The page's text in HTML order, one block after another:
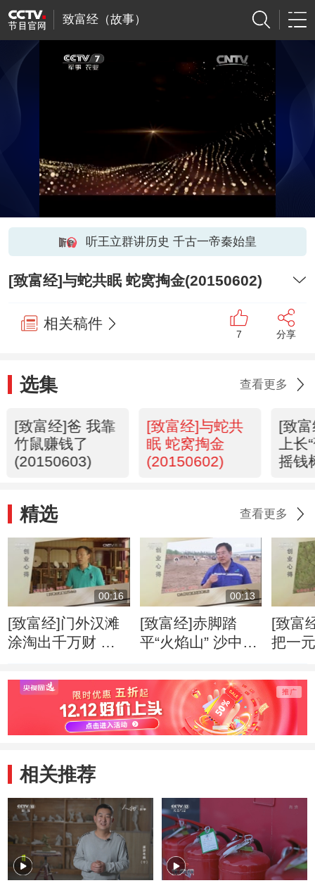
致富经（故事）
听王立群讲历史 千古一帝秦始皇
[致富经]与蛇共眠 蛇窝掏金(20150602)
相关稿件
7 分享
选集 查看更多
[致富经]爸 我靠
竹鼠赚钱了
(20150603)
[致富经]与蛇共
眠 蛇窝掏金
(20150602)
[致
上长
摇钱
精选 查看更多
00:16
[致富经]门外汉滩
涂淘出千万财 创
00:13
[致富经]赤脚踏
平“火焰山” 沙中掘
得
[致富
把一
相关推荐